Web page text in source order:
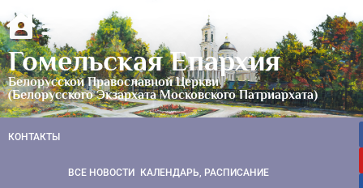
Гомельская Епархия
Белорусской Православной Церкви
(Белорусского Экзархата Московского Патриархата)
КОНТАКТЫ
ВСЕ НОВОСТИ КАЛЕНДАРЬ, РАСПИСАНИЕ